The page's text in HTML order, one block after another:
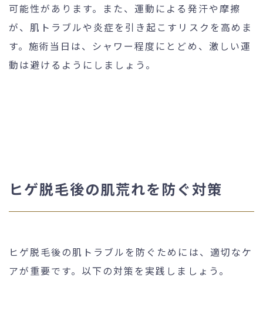
可能性があります。また、運動による発汗や摩擦
が、肌トラブルや炎症を引き起こすリスクを高めま
す。施術当日は、シャワー程度にとどめ、激しい運
動は避けるようにしましょう。
ヒゲ脱毛後の肌荒れを防ぐ対策
ヒゲ脱毛後の肌トラブルを防ぐためには、適切なケ
アが重要です。以下の対策を実践しましょう。